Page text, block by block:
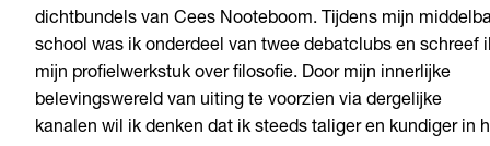
dichtbundels van Cees Nooteboom. Tijdens mijn
school was ik onderdeel van twee debatclubs en schreef
mijn profielwerkstuk over filosofie. Door mijn innerlijke
belevingswereld van uiting te voorzien via dergelijke
kanalen wil ik denken dat ik steeds taliger en kundiger in